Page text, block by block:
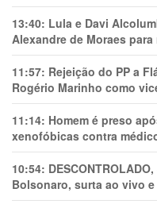
13:40: Lula e Davi
Alexandre de Moraes
11:57: Rejeição do PP a
Rogério Marinho como
11:14: Homem é preso
xenofóbicas contra
10:54:
Bolsonaro, surta ao vivo